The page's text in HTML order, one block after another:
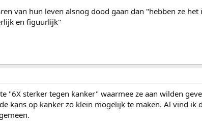
van hun leven alsnog dood gaan dan "hebben ze het
en figuurlijk"
"6X sterker tegen kanker" waarmee ze aan wilden
kans op kanker zo klein mogelijk te maken. Al vind ik